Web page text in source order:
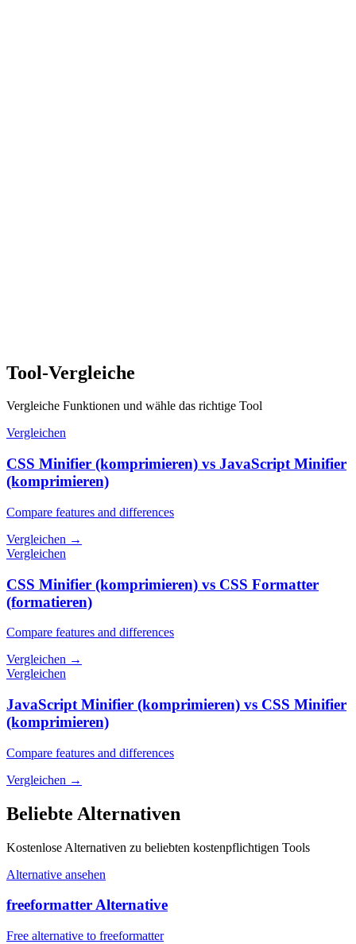
Tool-Vergleiche
Vergleiche Funktionen und wähle das richtige Tool
Vergleichen
CSS Minifier (komprimieren) vs JavaScript Minifier
(komprimieren)
Compare features and differences
Vergleichen →
Vergleichen
CSS Minifier (komprimieren) vs CSS Formatter
(formatieren)
Compare features and differences
Vergleichen →
Vergleichen
JavaScript Minifier (komprimieren) vs CSS Minifier
(komprimieren)
Compare features and differences
Vergleichen →
Beliebte Alternativen
Kostenlose Alternativen zu beliebten kostenpflichtigen Tools
Alternative ansehen
freeformatter Alternative
Free alternative to freeformatter